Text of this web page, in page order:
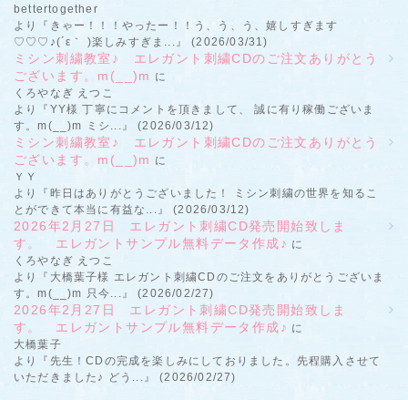
bettertogether
より『きゃー！！！やったー！！う、う、う、嬉しすぎます
♡♡♡♪(´ε｀ )楽しみすぎま...』 (2026/03/31)
ミシン刺繍教室♪ エレガント刺繍CDのご注文ありがとう
ございます。m(__)m に
くろやなぎ えつこ
より『YY様 丁寧にコメントを頂きまして、 誠に有り稼働ございま
す。m(__)m ミシ...』 (2026/03/12)
ミシン刺繍教室♪ エレガント刺繍CDのご注文ありがとう
ございます。m(__)m に
ＹＹ
より『昨日はありがとうございました！ ミシン刺繍の世界を知るこ
とができて本当に有益な...』 (2026/03/12)
2026年2月27日 エレガント刺繍CD発売開始致しま
す。 エレガントサンプル無料データ作成♪ に
くろやなぎ えつこ
より『大橋葉子様 エレガント刺繍CDのご注文をありがとうございま
す。m(__)m 只今...』 (2026/02/27)
2026年2月27日 エレガント刺繍CD発売開始致しま
す。 エレガントサンプル無料データ作成♪ に
大橋葉子
より『先生！CDの完成を楽しみにしておりました。先程購入させて
いただきました♪ どう...』 (2026/02/27)